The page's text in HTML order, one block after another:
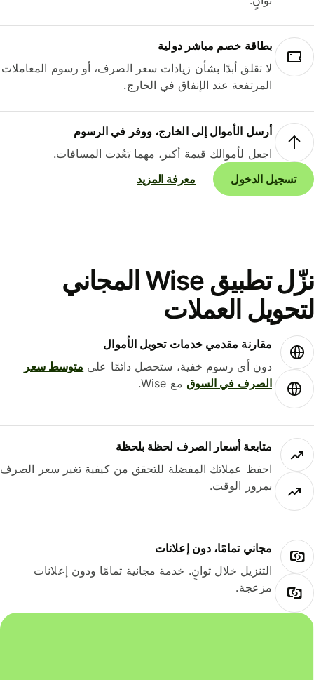
بطاقة خصم مباشر دولية
لا تقلق أبدًا بشأن زيادات سعر الصرف، أو رسوم المعاملات
المرتفعة عند الإنفاق في الخارج.
أرسل الأموال إلى الخارج، ووفر في الرسوم
اجعل لأموالك قيمة أكبر، مهما بَعُدت المسافات.
تسجيل الدخول
معرفة المزيد
نزّل تطبيق Wise المجاني
العملات
مقارنة مقدمي خدمات تحويل الأموال
دون أي رسوم خفية، ستحصل دائمًا علىمتوسط ​​سعر
الصرف في السوقمع Wise.
متابعة أسعار الصرف لحظة بلحظة
احفظ عملاتك المفضلة للتحقق من كيفية تغير سعر الصرف
بمرور الوقت.
مجاني تمامًا، دون إعلانات
التنزيل خلال ثوانٍ. خدمة مجانية تمامًا ودون إعلانات
مزعجة.